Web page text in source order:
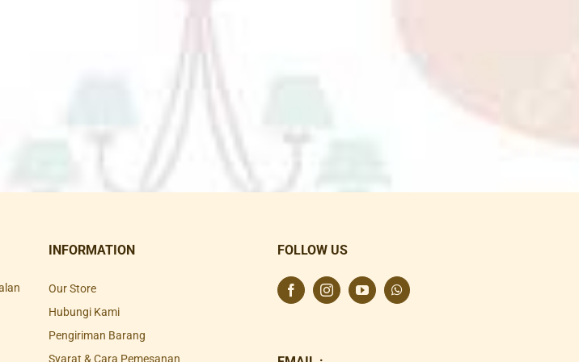
INFORMATION
Our Store
Hubungi Kami
Pengiriman Barang
Syarat & Cara Pemesanan
FOLLOW US